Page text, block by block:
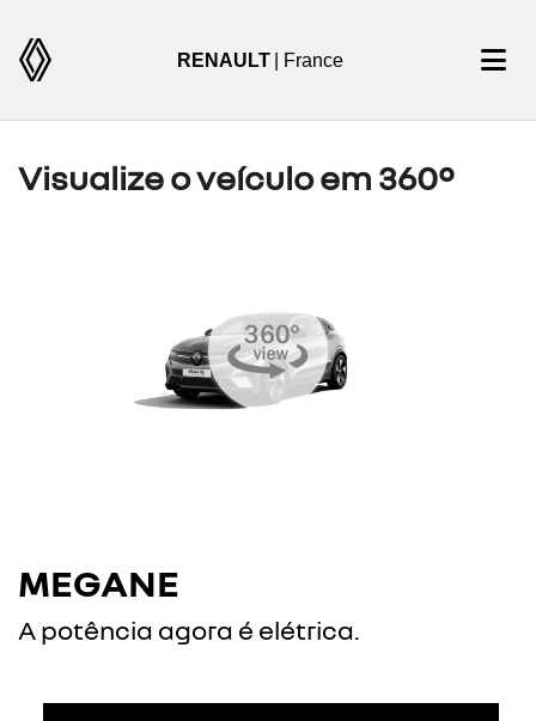
RENAULT | France
Visualize o veículo em 360°
MEGANE
A potência agora é elétrica.